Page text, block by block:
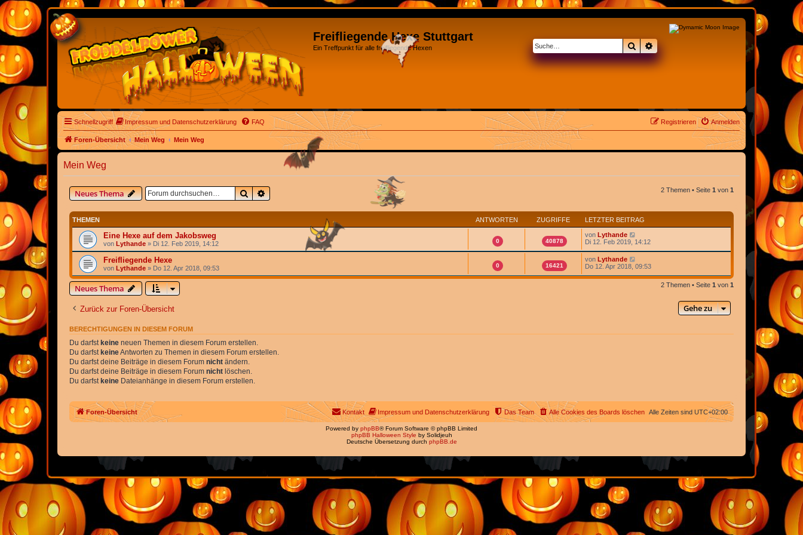
Freifliegende Hexe Stuttgart
Ein Treffpunkt für alle freifliegende Hexen SucheErweiterte Suche
Schnellzugriff Impressum und Datenschutzerklärung FAQ Anmelden
Registrieren
Foren-Übersicht Mein Weg Mein Weg
Mein Weg
Neues Thema SucheErweiterte Suche 2 Themen • Seite 1 von 1
THEMEN ANTWORTEN ZUGRIFFE LETZTER BEITRAG
Eine Hexe auf dem Jakobsweg
von Lythande » Di 12. Feb 2019, 14:12 0 40878
von Lythande
Di 12. Feb 2019, 14:12
Freifliegende Hexe
von Lythande » Do 12. Apr 2018, 09:53 0 16421
von Lythande
Do 12. Apr 2018, 09:53
Neues Thema 2 Themen • Seite 1 von 1
Zurück zur Foren-Übersicht Gehe zu
BERECHTIGUNGEN IN DIESEM FORUM
Du darfst keine neuen Themen in diesem Forum erstellen.
Du darfst keineAntworten zu Themen in diesem Forum erstellen.
Du darfst deine Beiträge in diesem Forum nicht ändern.
Du darfst deine Beiträge in diesem Forum nicht löschen.
Du darfst keine Dateianhänge in diesem Forum erstellen.
Foren-Übersicht Alle Zeiten sind UTC+02:00
Alle Cookies des Boards löschen
Das Team
Impressum und Datenschutzerklärung
Kontakt
Powered by phpBB® Forum Software © phpBB Limited
phpBB Halloween Style by Solidjeuh
Deutsche Übersetzung durch phpBB.de